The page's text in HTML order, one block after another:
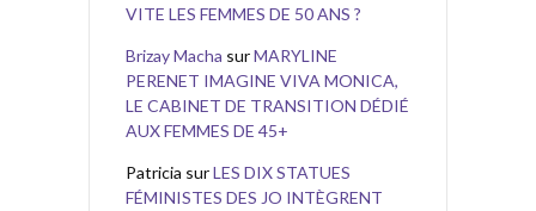
VITE LES FEMMES DE 50 ANS ?
Brizay Macha surMARYLINE
PERENET IMAGINE VIVA MONICA,
LE CABINET DE TRANSITION DÉDIÉ
AUX FEMMES DE 45+
Patricia surLES DIX STATUES
FÉMINISTES DES JO INTÈGRENT